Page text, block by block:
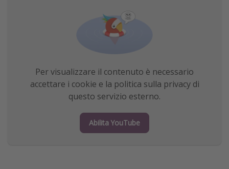
Per visualizzare il contenuto è necessario
accettare i cookie e la politica sulla privacy di
questo servizio esterno.
Abilita YouTube